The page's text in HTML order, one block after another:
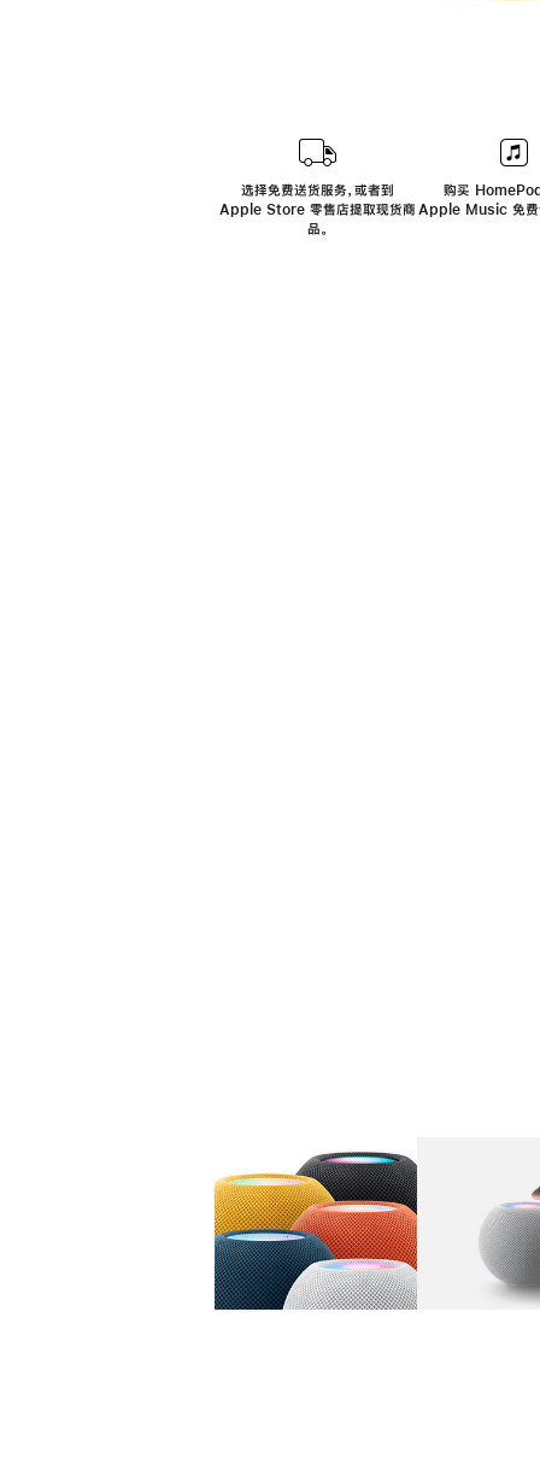
选择免费送货服务，或者到
Apple Store 零售店提取现货商
品。
购买
Apple Music 免费
图库 图像 1